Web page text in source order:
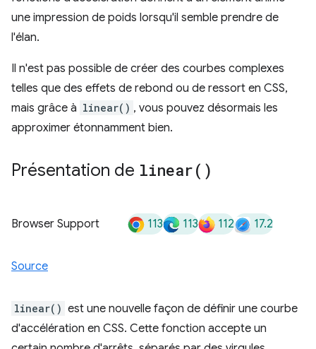
une impression de poids lorsqu'il semble prendre de
l'élan.
Il n'est pas possible de créer des courbes complexes
telles que des effets de rebond ou de ressort en CSS,
mais grâce à linear() , vous pouvez désormais les
approximer étonnamment bien.
Présentation de linear( )
Browser Support 113 113 112 17.2
Source
linear() est une nouvelle façon de définir une courbe
d'accélération en CSS. Cette fonction accepte un